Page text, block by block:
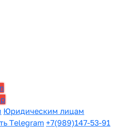
Юридическим лицам
Telegram +7(989)147-53-91